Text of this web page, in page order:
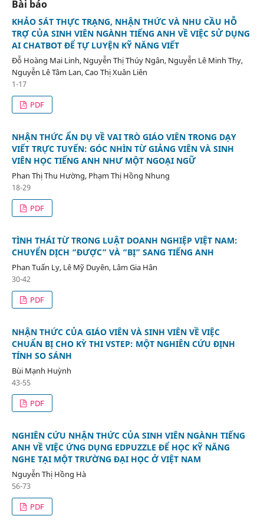
Bài báo
KHẢO SÁT THỰC TRẠNG, NHẬN THỨC VÀ NHU CẦU HỖ
TRỢ CỦA SINH VIÊN NGÀNH TIẾNG ANH VỀ VIỆC SỬ DỤNG
AI CHATBOT ĐỂ TỰ LUYỆN KỸ NĂNG VIẾT
Đỗ Hoàng Mai Linh, Nguyễn Thị Thúy Ngân, Nguyễn Lê Minh Thy,
Nguyễn Lê Tâm Lan, Cao Thị Xuân Liên
1-17
PDF
NHẬN THỨC ẨN DỤ VỀ VAI TRÒ GIÁO VIÊN TRONG DẠY
VIẾT TRỰC TUYẾN: GÓC NHÌN TỪ GIẢNG VIÊN VÀ SINH
VIÊN HỌC TIẾNG ANH NHƯ MỘT NGOẠI NGỮ
Phan Thị Thu Hường, Phạm Thị Hồng Nhung
18-29
PDF
TÌNH THÁI TỪ TRONG LUẬT DOANH NGHIỆP VIỆT NAM:
CHUYỂN DỊCH “ĐƯỢC” VÀ “BỊ” SANG TIẾNG ANH
Phan Tuấn Ly, Lê Mỹ Duyên, Lâm Gia Hân
30-42
PDF
NHẬN THỨC CỦA GIÁO VIÊN VÀ SINH VIÊN VỀ VIỆC
CHUẨN BỊ CHO KỲ THI VSTEP: MỘT NGHIÊN CỨU ĐỊNH
TÍNH SO SÁNH
Bùi Mạnh Huỳnh
43-55
PDF
NGHIÊN CỨU NHẬN THỨC CỦA SINH VIÊN NGÀNH TIẾNG
ANH VỀ VIỆC ỨNG DỤNG EDPUZZLE ĐỂ HỌC KỸ NĂNG
NGHE TẠI MỘT TRƯỜNG ĐẠI HỌC Ở VIỆT NAM
Nguyễn Thị Hồng Hà
56-73
PDF